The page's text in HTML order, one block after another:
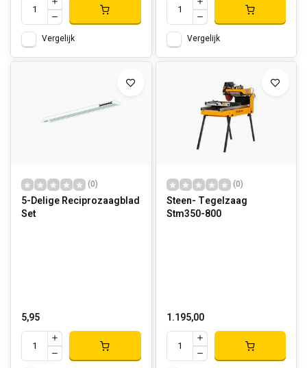
Vergelijk Vergelijk
(0)
5-Delige Reciprozaagblad
Set
5,95
(0)
Steen- Tegelzaag
Stm350-800
1.195,00